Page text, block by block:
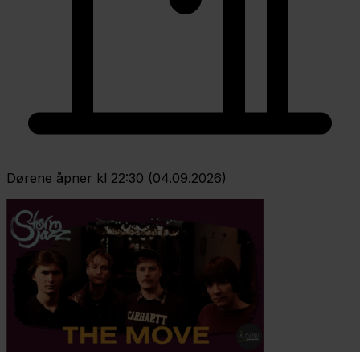
Dørene åpner kl 22:30 (04.09.2026)